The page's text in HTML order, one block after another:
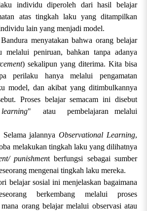
individu diperoleh dari hasil belajar
atas tingkah laku yang ditampilkan
lain yang menjadi model.
bahwa orang belajar
melalui peniruan, bahkan tanpa adanya
) sekalipun yang diterima. Kita bisa
perilaku hanya melalui pengamatan
model, dan akibat yang ditimbulkannya
Proses belajar semacam ini disebut
" atau pembelajaran melalui
jalannyaObservational Learning,
melakukan tingkah laku yang dilihatnya
punishment berfungsi sebagai sumber
mengenai tingkah laku mereka.
sosial ini menjelaskan bagaimana
berkembang melalui proses
orang belajar melalui observasi atau